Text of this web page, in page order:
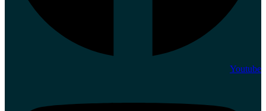
Youtube